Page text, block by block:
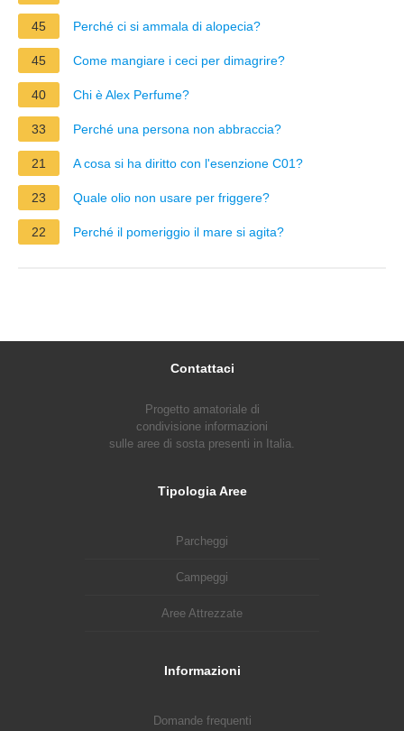
45 Perché ci si ammala di alopecia?
45 Come mangiare i ceci per dimagrire?
40 Chi è Alex Perfume?
33 Perché una persona non abbraccia?
21 A cosa si ha diritto con l'esenzione C01?
23 Quale olio non usare per friggere?
22 Perché il pomeriggio il mare si agita?
Contattaci
Progetto amatoriale di
condivisione informazioni
sulle aree di sosta presenti in Italia.
Tipologia Aree
Parcheggi
Campeggi
Aree Attrezzate
Informazioni
Domande frequenti